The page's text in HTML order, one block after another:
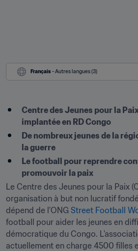
Français - Autres langues (3)
Centre des Jeunes pour la
implantée en RD Congo
De nombreux jeunes de la
la guerre
Le football pour reprendre
promouvoir la paix
Le Centre des Jeunes pour la Paix
organisation à but non lucratif
dépend de l'ONG Street Football
football pour aider les jeunes en
démocratique du Congo.
actuellement en charge 4500 filles